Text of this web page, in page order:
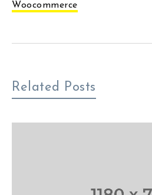
Woocommerce
Related Posts